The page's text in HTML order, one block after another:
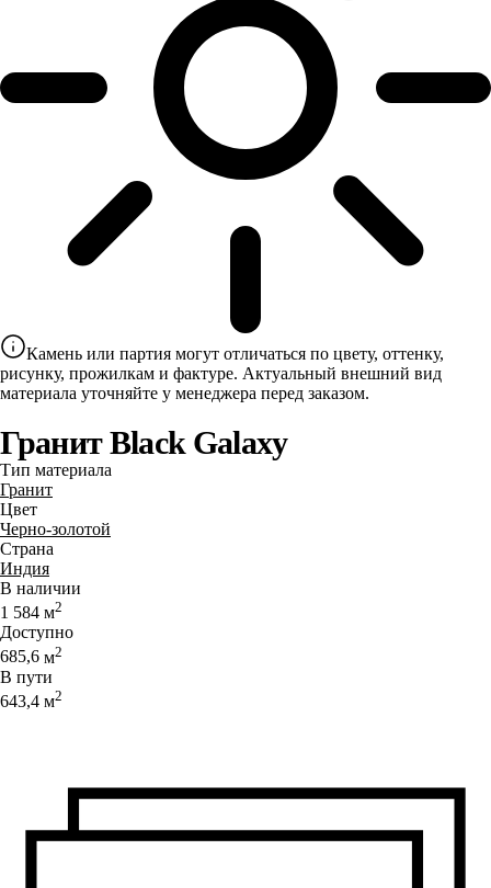
Камень или партия могут отличаться по цвету, оттенку,
рисунку, прожилкам и фактуре. Актуальный внешний вид
материала уточняйте у менеджера перед заказом.
Гранит Black Galaxy
Тип материала
Гранит
Цвет
Черно-золотой
Страна
Индия
В наличии
1 584 м2
Доступно
685,6 м2
В пути
643,4 м2